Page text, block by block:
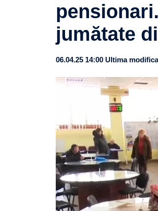
jumătate
06.04.25 14:00 Ultima